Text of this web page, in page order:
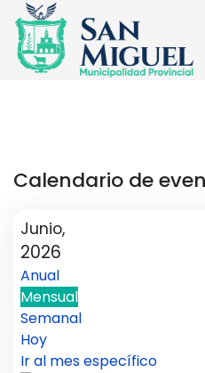
Calendario de
Junio,
2026
Anual
Mensual
Semanal
Hoy
Ir al mes específico